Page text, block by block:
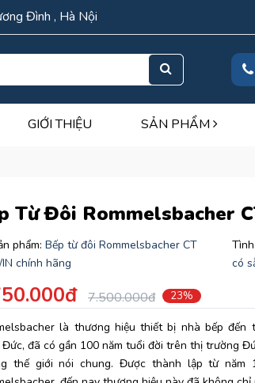
Đình , Hà Nội
GIỚI THIỆU SẢN PHẨM
Từ Đôi Rommelsbacher
phẩm: Bếp từ đôi Rommelsbacher CT
chính hãng
có
7.500.000đ 23%
là thương hiệu thiết bị nhà bếp đến
đã có gần 100 năm tuổi đời trên thị trường
thế giới nói chung. Được thành lập từ năm